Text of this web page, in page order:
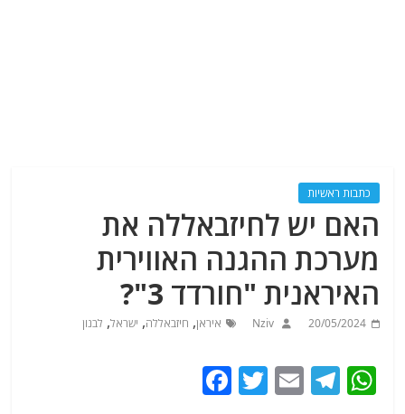
כתבות ראשיות
האם יש לחיזבאללה את
מערכת ההגנה האווירית
האיראנית "חורדד 3"?
20/05/2024
Nziv איראן, חיזבאללה, ישראל, לבנון
W
T
E
T